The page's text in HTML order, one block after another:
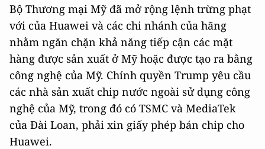
Bộ Thương mại Mỹ đã mở rộng lệnh trừng phạt
với của Huawei và các chi nhánh của hãng
nhằm ngăn chặn khả năng tiếp cận các mặt
hàng được sản xuất ở Mỹ hoặc được tạo ra bằng
công nghệ của Mỹ. Chính quyền Trump yêu cầu
các nhà sản xuất chip nước ngoài sử dụng công
nghệ của Mỹ, trong đó có TSMC và MediaTek
của Đài Loan, phải xin giấy phép bán chip cho
Huawei.